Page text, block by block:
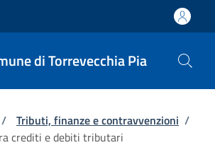
di Torrevecchia Pia
pane
/ Tributi, finanze e contravvenzioni /
crediti e debiti tributari